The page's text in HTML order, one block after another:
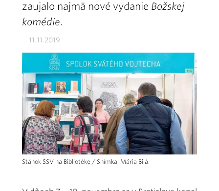
zaujalo najmä nové vydanie Božskej
komédie.
11.11.2019
Stánok SSV na Bibliotéke / Snímka: Mária Bilá